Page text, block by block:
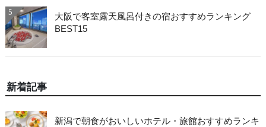
5
大阪で客室露天風呂付きの宿おすすめランキング
BEST15
新着記事
新潟で朝食がおいしいホテル・旅館おすすめランキ